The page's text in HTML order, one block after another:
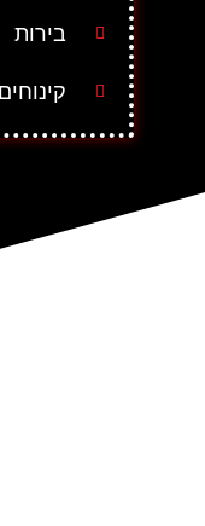
בירות
קינוחים